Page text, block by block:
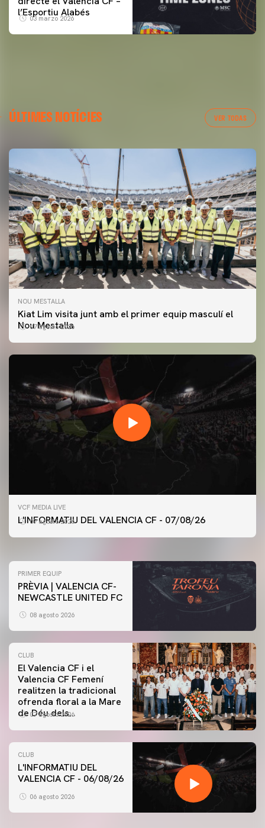
l’Esportiu Alabés
03 marzo 2026
ÚLTIMES NOTÍCIES VER TODAS
NOU MESTALLA
Kiat Lim visita junt amb el primer equip masculí el
Nou Mestalla
07 agosto 2026
VCF MEDIA LIVE
L'INFORMATIU DEL VALENCIA CF - 07/08/26
07 agosto 2026
PRIMER EQUIP
ENTRENAMENT DEL VALENCIA CF 7/8/2026
PRIMER EQUIP
PRÈVIA | VALENCIA CF-
NEWCASTLE UNITED FC
08 agosto 2026
CLUB
El Valencia CF i el
Valencia CF Femení
realitzen la tradicional
ofrenda floral a la Mare
de Déu dels
07 agosto 2026
CLUB
L'INFORMATIU DEL
VALENCIA CF - 06/08/26
06 agosto 2026